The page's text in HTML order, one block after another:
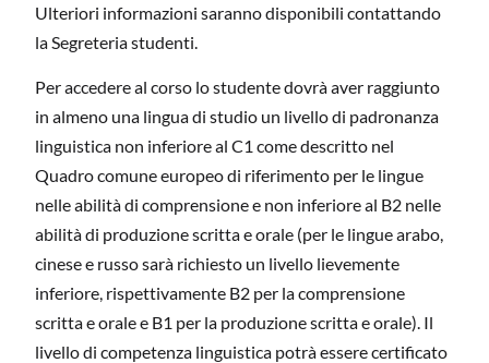
Ulteriori informazioni saranno disponibili contattando
la Segreteria studenti.
Per accedere al corso lo studente dovrà aver raggiunto
in almeno una lingua di studio un livello di padronanza
linguistica non inferiore al C1 come descritto nel
Quadro comune europeo di riferimento per le lingue
nelle abilità di comprensione e non inferiore al B2 nelle
abilità di produzione scritta e orale (per le lingue arabo,
cinese e russo sarà richiesto un livello lievemente
inferiore, rispettivamente B2 per la comprensione
scritta e orale e B1 per la produzione scritta e orale). Il
livello di competenza linguistica potrà essere certificato